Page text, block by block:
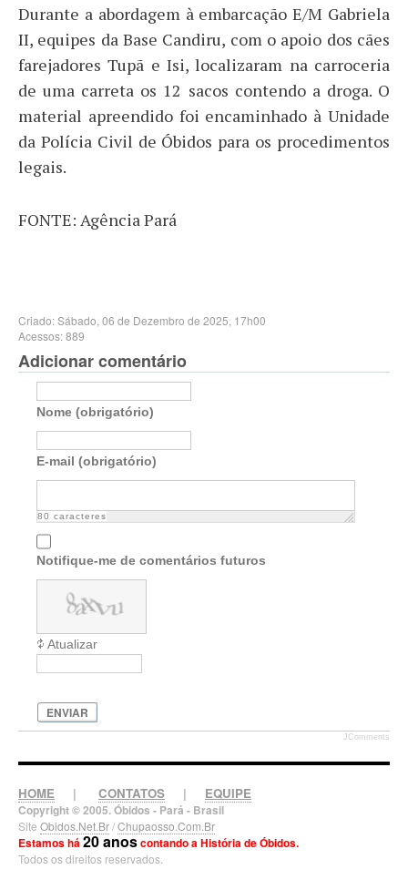
Durante a abordagem à embarcação E/M Gabriela
II, equipes da Base Candiru, com o apoio dos cães
farejadores Tupã e Isi, localizaram na carroceria
de uma carreta os 12 sacos contendo a droga. O
material apreendido foi encaminhado à Unidade
da Polícia Civil de Óbidos para os procedimentos
legais.
FONTE: Agência Pará
Criado: Sábado, 06 de Dezembro de 2025, 17h00
Acessos: 889
Adicionar comentário
Nome (obrigatório)
E-mail (obrigatório)
80 caracteres
Notifique-me de comentários futuros
Atualizar
ENVIAR
JComments
HOME | CONTATOS | EQUIPE
Copyright © 2005. Óbidos - Pará - Brasil
Site Obidos.Net.Br/Chupaosso.Com.Br
Estamos há20 anoscontando a História de Óbidos.
Todos os direitos reservados.